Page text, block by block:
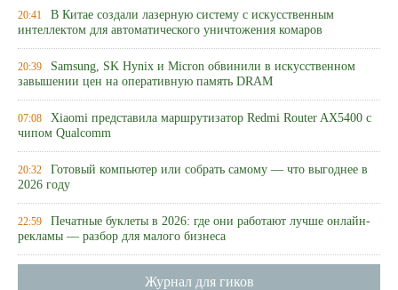
20:41 В Китае создали лазерную систему с искусственным
интеллектом для автоматического уничтожения комаров
20:39 Samsung, SK Hynix и Micron обвинили в искусственном
завышении цен на оперативную память DRAM
07:08 Xiaomi представила маршрутизатор Redmi Router AX5400 с
чипом Qualcomm
20:32 Готовый компьютер или собрать самому — что выгоднее в
2026 году
22:59 Печатные буклеты в 2026: где они работают лучше онлайн-
рекламы — разбор для малого бизнеса
Журнал для гиков